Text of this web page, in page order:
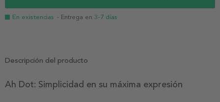
En existencias - Entrega en 3-7 días
Descripción del producto
Ah Dot: Simplicidad en su máxima expresión